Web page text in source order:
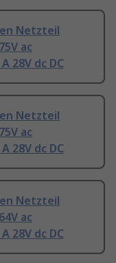
Netzteil
ac
28V dc DC
Netzteil
ac
28V dc DC
Netzteil
ac
28V dc DC